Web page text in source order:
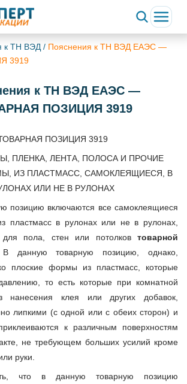
к ТН ВЭД / Пояснения к ТН ВЭД ЕАЭС —
3919
к ТН ВЭД ЕАЭС —
ПОЗИЦИЯ 3919
ПОЗИЦИЯ 3919
ПЛЕНКА, ЛЕНТА, ПОЛОСА И ПРОЧИЕ
ИЗ ПЛАСТМАСС, САМОКЛЕЯЩИЕСЯ, В
ИЛИ НЕ В РУЛОНАХ
позицию включаются все самоклеящиеся
пластмасс в рулонах или не в рулонах,
для пола, стен или потолковтоварной
данную товарную позицию, однако,
плоские формы из пластмасс, которые
то есть которые при комнатной
нанесения клея или других добавок,
липкими (с одной или с обеих сторон) и
к различным поверхностям
не требующем больших усилий кроме
руки.
что в данную товарную позицию